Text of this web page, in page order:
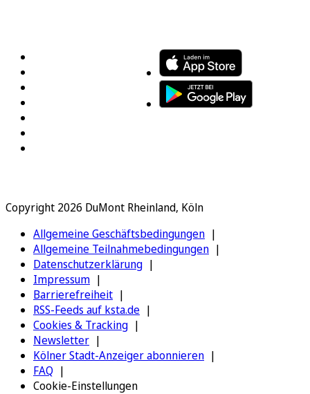
Copyright 2026 DuMont Rheinland, Köln
Allgemeine Geschäftsbedingungen
Allgemeine Teilnahmebedingungen
Datenschutzerklärung
Impressum
Barrierefreiheit
RSS-Feeds auf ksta.de
Cookies & Tracking
Newsletter
Kölner Stadt-Anzeiger abonnieren
FAQ
Cookie-Einstellungen